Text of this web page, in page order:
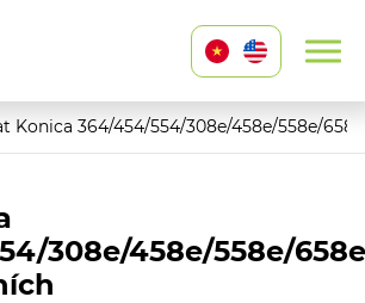
Konica 364/454/554/308e/458e/558e/
308e/458e/558e/658e